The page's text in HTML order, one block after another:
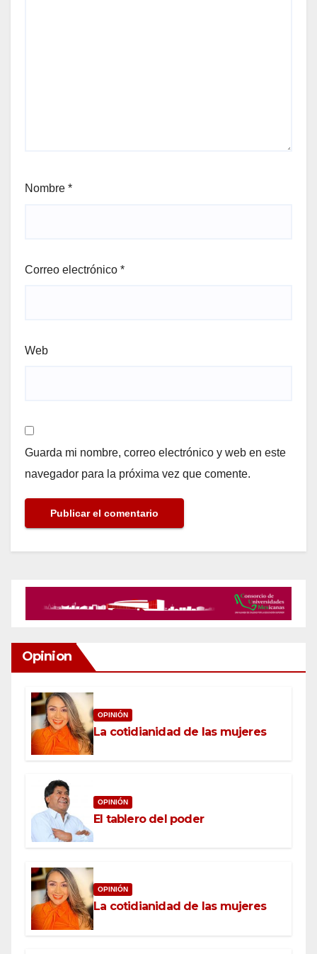
Nombre *
Correo electrónico *
Web
Guarda mi nombre, correo electrónico y web en este
navegador para la próxima vez que comente.
Opinion
OPINIÓN
La cotidianidad de las mujeres
OPINIÓN
El tablero del poder
OPINIÓN
La cotidianidad de las mujeres